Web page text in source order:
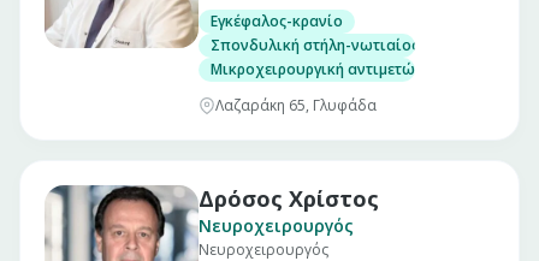
Εγκέφαλος-κρανίο
Σπονδυλική στήλη-νωτιαίος μυελός
Μικροχειρουργική αντιμετώπιση όγκων,
Λαζαράκη 65, Γλυφάδα
Δρόσος Χρίστος
Νευροχειρουργός
Νευροχειρουργός